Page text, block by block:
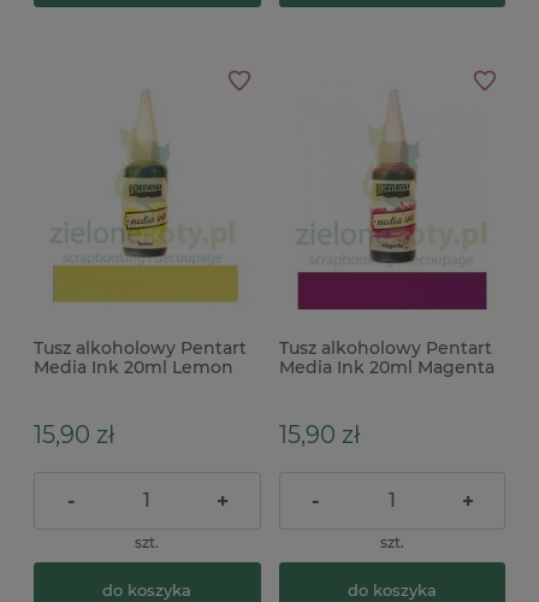
Tusz alkoholowy Pentart
Media Ink 20ml Lemon
15,90 zł
- +
szt.
do koszyka
Tusz alkoholowy Pentart
Media Ink 20ml Magenta
15,90 zł
- +
szt.
do koszyka